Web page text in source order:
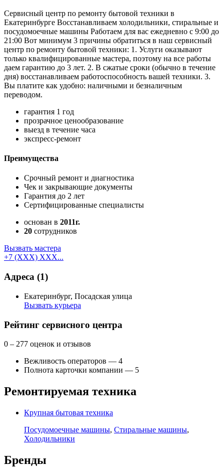
Сервисный центр по ремонту бытовой техники в
Екатеринбурге Восстанавливаем холодильники, стиральные и
посудомоечные машины Работаем для вас ежедневно с 9:00 до
21:00 Вот минимум 3 причины обратиться в наш сервисный
центр по ремонту бытовой техники: 1. Услуги оказывают
только квалифицированные мастера, поэтому на все работы
даем гарантию до 3 лет. 2. В сжатые сроки (обычно в течение
дня) восстанавливаем работоспособность вашей техники. 3.
Вы платите как удобно: наличными и безналичным
переводом.
гарантия 1 год
прозрачное ценообразование
выезд в течение часа
экспресс-ремонт
Преимущества
Срочный ремонт и диагностика
Чек и закрывающие документы
Гарантия до 2 лет
Сертифицированные специалисты
основан в 2011г.
20 сотрудников
Вызвать мастера
+7 (XXX) XXX...
Адреса (1)
Екатеринбург, Посадская улица
Вызвать курьера
Как добраться API Карт
Рейтинг сервисного центра
0 – 277 оценок и отзывов
Вежливость операторов — 4
Полнота карточки компании — 5
Ремонтируемая техника
Крупная бытовая техника
Посудомоечные машины, Стиральные машины,
Холодильники
Бренды